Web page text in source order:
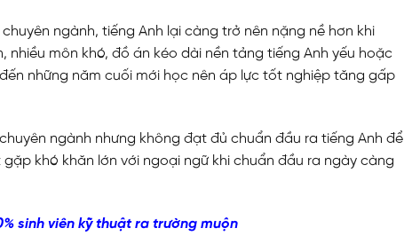
ngành, tiếng Anh lại càng trở nên nặng nề hơn khi
nhiều môn khó, đồ án kéo dài nền tảng tiếng Anh yếu hoặc
những năm cuối mới học nên áp lực tốt nghiệp tăng gấp
ngành nhưng không đạt đủ chuẩn đầu ra tiếng Anh để
khó khăn lớn với ngoại ngữ khi chuẩn đầu ra ngày càng
sinh viên kỹ thuật ra trường muộn